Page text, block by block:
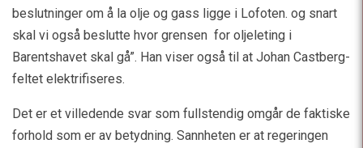
beslutninger om å la olje og gass ligge i Lofoten. og snart
skal vi også beslutte hvor grensen for oljeleting i
Barentshavet skal gå”. Han viser også til at Johan Castberg-
feltet elektrifiseres.
Det er et villedende svar som fullstendig omgår de faktiske
forhold som er av betydning. Sannheten er at regeringen